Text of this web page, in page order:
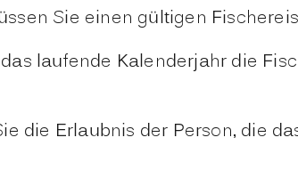
Sie einen gültigen
laufende Kalenderjahr die
die Erlaubnis der Person, die